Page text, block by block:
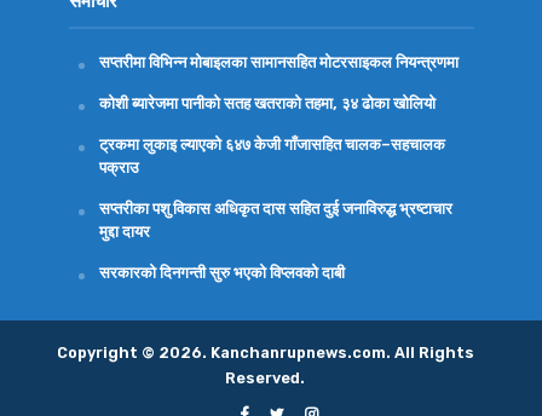
सप्तरीमा विभिन्न मोबाइलका सामानसहित मोटरसाइकल नियन्त्रणमा
कोशी ब्यारेजमा पानीको सतह खतराको तहमा, ३४ ढोका खोलियो
ट्रकमा लुकाइ ल्याएको ६४७ केजी गाँजासहित चालक–सहचालक
पक्राउ
सप्तरीका पशु विकास अधिकृत दास सहित दुई जनाविरुद्ध भ्रष्टाचार
मुद्दा दायर
सरकारको दिनगन्ती सुरु भएको विप्लवको दाबी
Copyright © 2026. Kanchanrupnews.com. All Rights
Reserved.